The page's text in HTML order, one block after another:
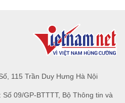
115 Trần Duy Hưng Hà Nội
09/GP-BTTTT, Bộ Thông tin và